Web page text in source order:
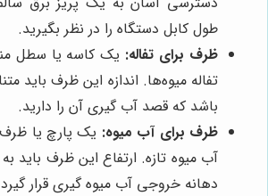
طول کابل دستگاه را در نظر بگیرید.
ظرف برای تفاله: یک کاسه یا سطل
تفاله میوه‌ها. اندازه این ظرف باید
باشد که قصد آب گیری آن را دارید.
ظرف برای آب میوه: یک پارچ یا
آب میوه تازه. ارتفاع این ظرف باید به
دهانه خروجی آب میوه گیری قرار